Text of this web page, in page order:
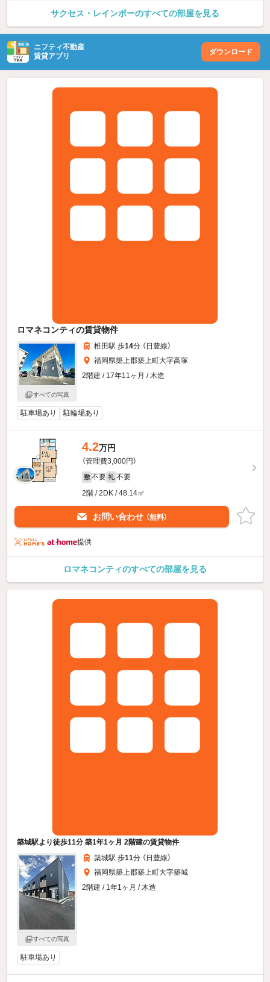
サクセス・レインボーのすべての部屋を見る
ニフティ不動産
賃貸アプリ
ダウンロード
ロマネコンティの賃貸物件
すべての写真
椎田駅 歩14分 （日豊線）
福岡県築上郡築上町大字高塚
2階建 / 17年11ヶ月 / 木造
駐車場あり 駐輪場あり
4.2万円
（管理費3,000円）
敷 不要 礼 不要
2階 / 2DK / 48.14㎡
お問い合わせ （無料）
提供
ロマネコンティのすべての部屋を見る
築城駅より徒歩11分 築1年1ヶ月 2階建の賃貸物件
すべての写真
築城駅 歩11分 （日豊線）
福岡県築上郡築上町大字築城
2階建 / 1年1ヶ月 / 木造
駐車場あり